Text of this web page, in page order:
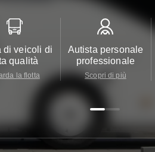
di veicoli di
qualità
la flotta
Autista personale
professionale
Scopri di più